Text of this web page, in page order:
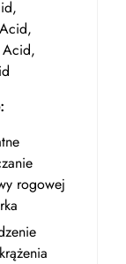
rogowej